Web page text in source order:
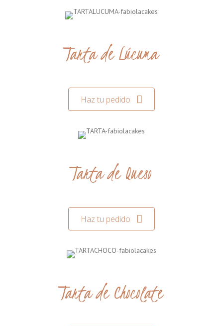
Tarta de Lúcuma
Haz tu pedido
Tarta de Queso
Haz tu pedido
Tarta de Chocolate